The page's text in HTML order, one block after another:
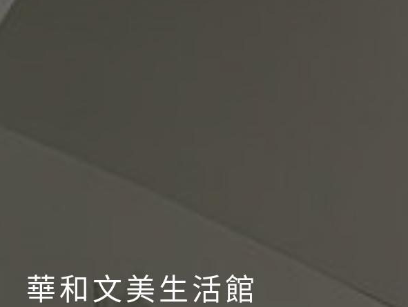
華和文美生活館